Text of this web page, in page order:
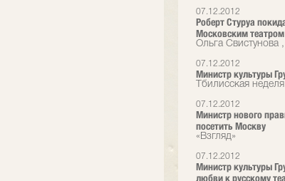
07.12.2012
Роберт Стуруа
Московским театром
Ольга
07.12.2012
Министр культуры
Тбилисская неделя
07.12.2012
Министр нового
посетить Москву
«Взгляд»
07.12.2012
Министр культуры
любви к русскому